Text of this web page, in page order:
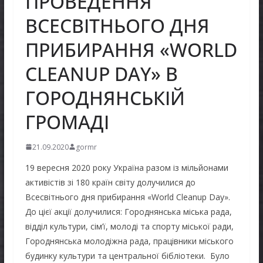
ВСЕСВІТНЬОГО ДНЯ
ПРИБИРАННЯ «WORLD
CLEANUP DAY» В
ГОРОДНЯНСЬКІЙ
ГРОМАДІ
21.09.2020 gormr
19 вересня 2020 року Україна разом із мільйонами
активістів зі 180 країн світу долучилися до
Всесвітнього дня прибирання «World Cleanup Day».
До цієї акції долучилися: Городнянська міська рада,
відділ культури, сім’ї, молоді та спорту міської ради,
Городнянська молодіжна рада, працівники міського
будинку культури та центральної бібліотеки. Було